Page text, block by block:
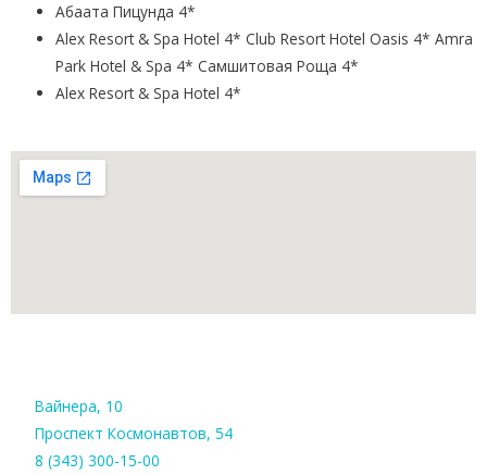
Абаата Пицунда 4*
Alex Resort & Spa Hotel 4* Club Resort Hotel Oasis 4* Amra
Park Hotel & Spa 4* Самшитовая Роща 4*
Alex Resort & Spa Hotel 4*
Вайнера, 10
Проспект Космонавтов, 54
8 (343) 300-15-00